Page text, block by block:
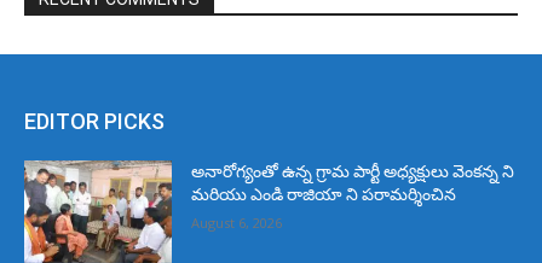
EDITOR PICKS
అనారోగ్యంతో ఉన్న గ్రామ పార్టీ అధ్యక్షులు వెంకన్న ని
మరియు ఎండి రాజియా ని పరామర్శించిన
August 6, 2026